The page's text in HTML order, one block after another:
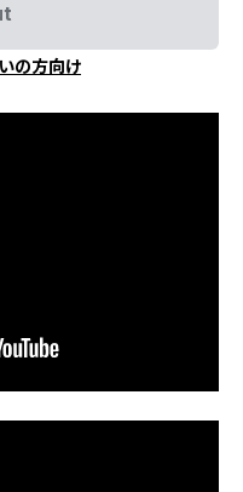
の方向け